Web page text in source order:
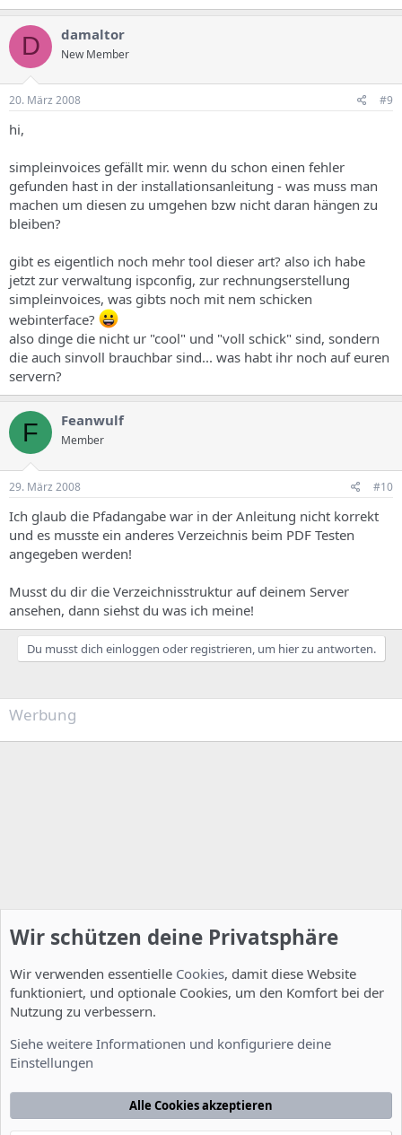
D damaltor
New Member
20. März 2008 #9
hi,
simpleinvoices gefällt mir. wenn du schon einen fehler
gefunden hast in der installationsanleitung - was muss man
machen um diesen zu umgehen bzw nicht daran hängen zu
bleiben?
gibt es eigentlich noch mehr tool dieser art? also ich habe
jetzt zur verwaltung ispconfig, zur rechnungserstellung
simpleinvoices, was gibts noch mit nem schicken
webinterface?
also dinge die nicht ur "cool" und "voll schick" sind, sondern
die auch sinvoll brauchbar sind... was habt ihr noch auf euren
servern?
F Feanwulf
Member
29. März 2008 #10
Ich glaub die Pfadangabe war in der Anleitung nicht korrekt
und es musste ein anderes Verzeichnis beim PDF Testen
angegeben werden!
Musst du dir die Verzeichnisstruktur auf deinem Server
ansehen, dann siehst du was ich meine!
Du musst dich einloggen oder registrieren, um hier zu antworten.
Werbung
Nutzungsbedingungen Datenschutzerklärung
Startseite
Wir schützen deine Privatsphäre
Wir verwenden essentielle Cookies, damit diese Website
funktioniert, und optionale Cookies, um den Komfort bei der
Nutzung zu verbessern.
Siehe weitere Informationen und konfiguriere deine
Einstellungen
Alle Cookies akzeptieren